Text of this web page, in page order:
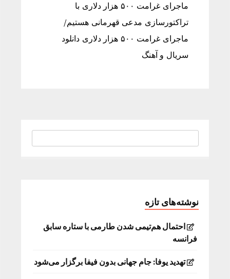
ماجرای غرامت ۵۰۰ هزار دلاری با
تراکتورسازی مدعی قهرمانی هستیم/
ماجرای غرامت ۵۰۰ هزار دلاری دانلود
سریال و آهنگ
نوشته‌های تازه
احتمال هم‌تیمی شدن طارمی با ستاره سابق
فرانسه
تهدید یوفا: جام جهانی بدون فیفا برگزار می‌شود